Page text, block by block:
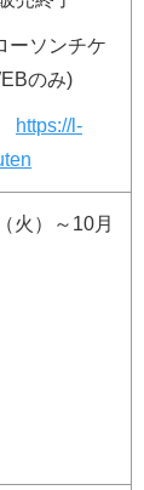
ーソンチケ
のみ)
https://l-
火）～10月